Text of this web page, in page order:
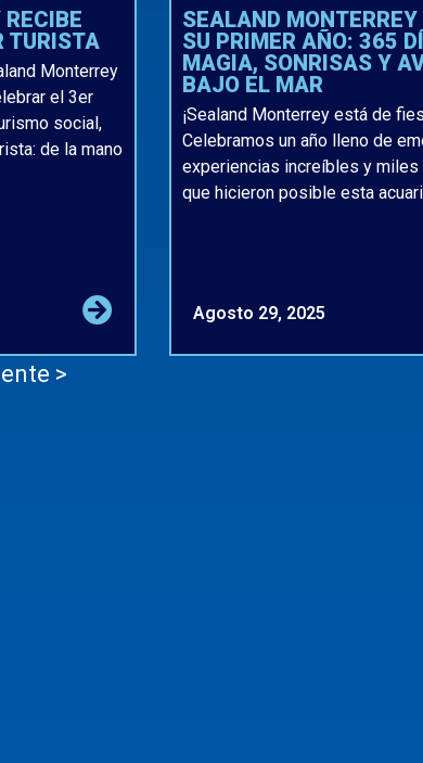
TURISTA
Monterrey
el 3er
social,
de la mano
SEALAND
SU PRIMER AÑO: 365
MAGIA, SONRISAS Y
BAJO EL MAR
¡Sealand Monterrey está de
Celebramos un año lleno de
experiencias increíbles y
que hicieron posible esta
Agosto 29, 2025
>